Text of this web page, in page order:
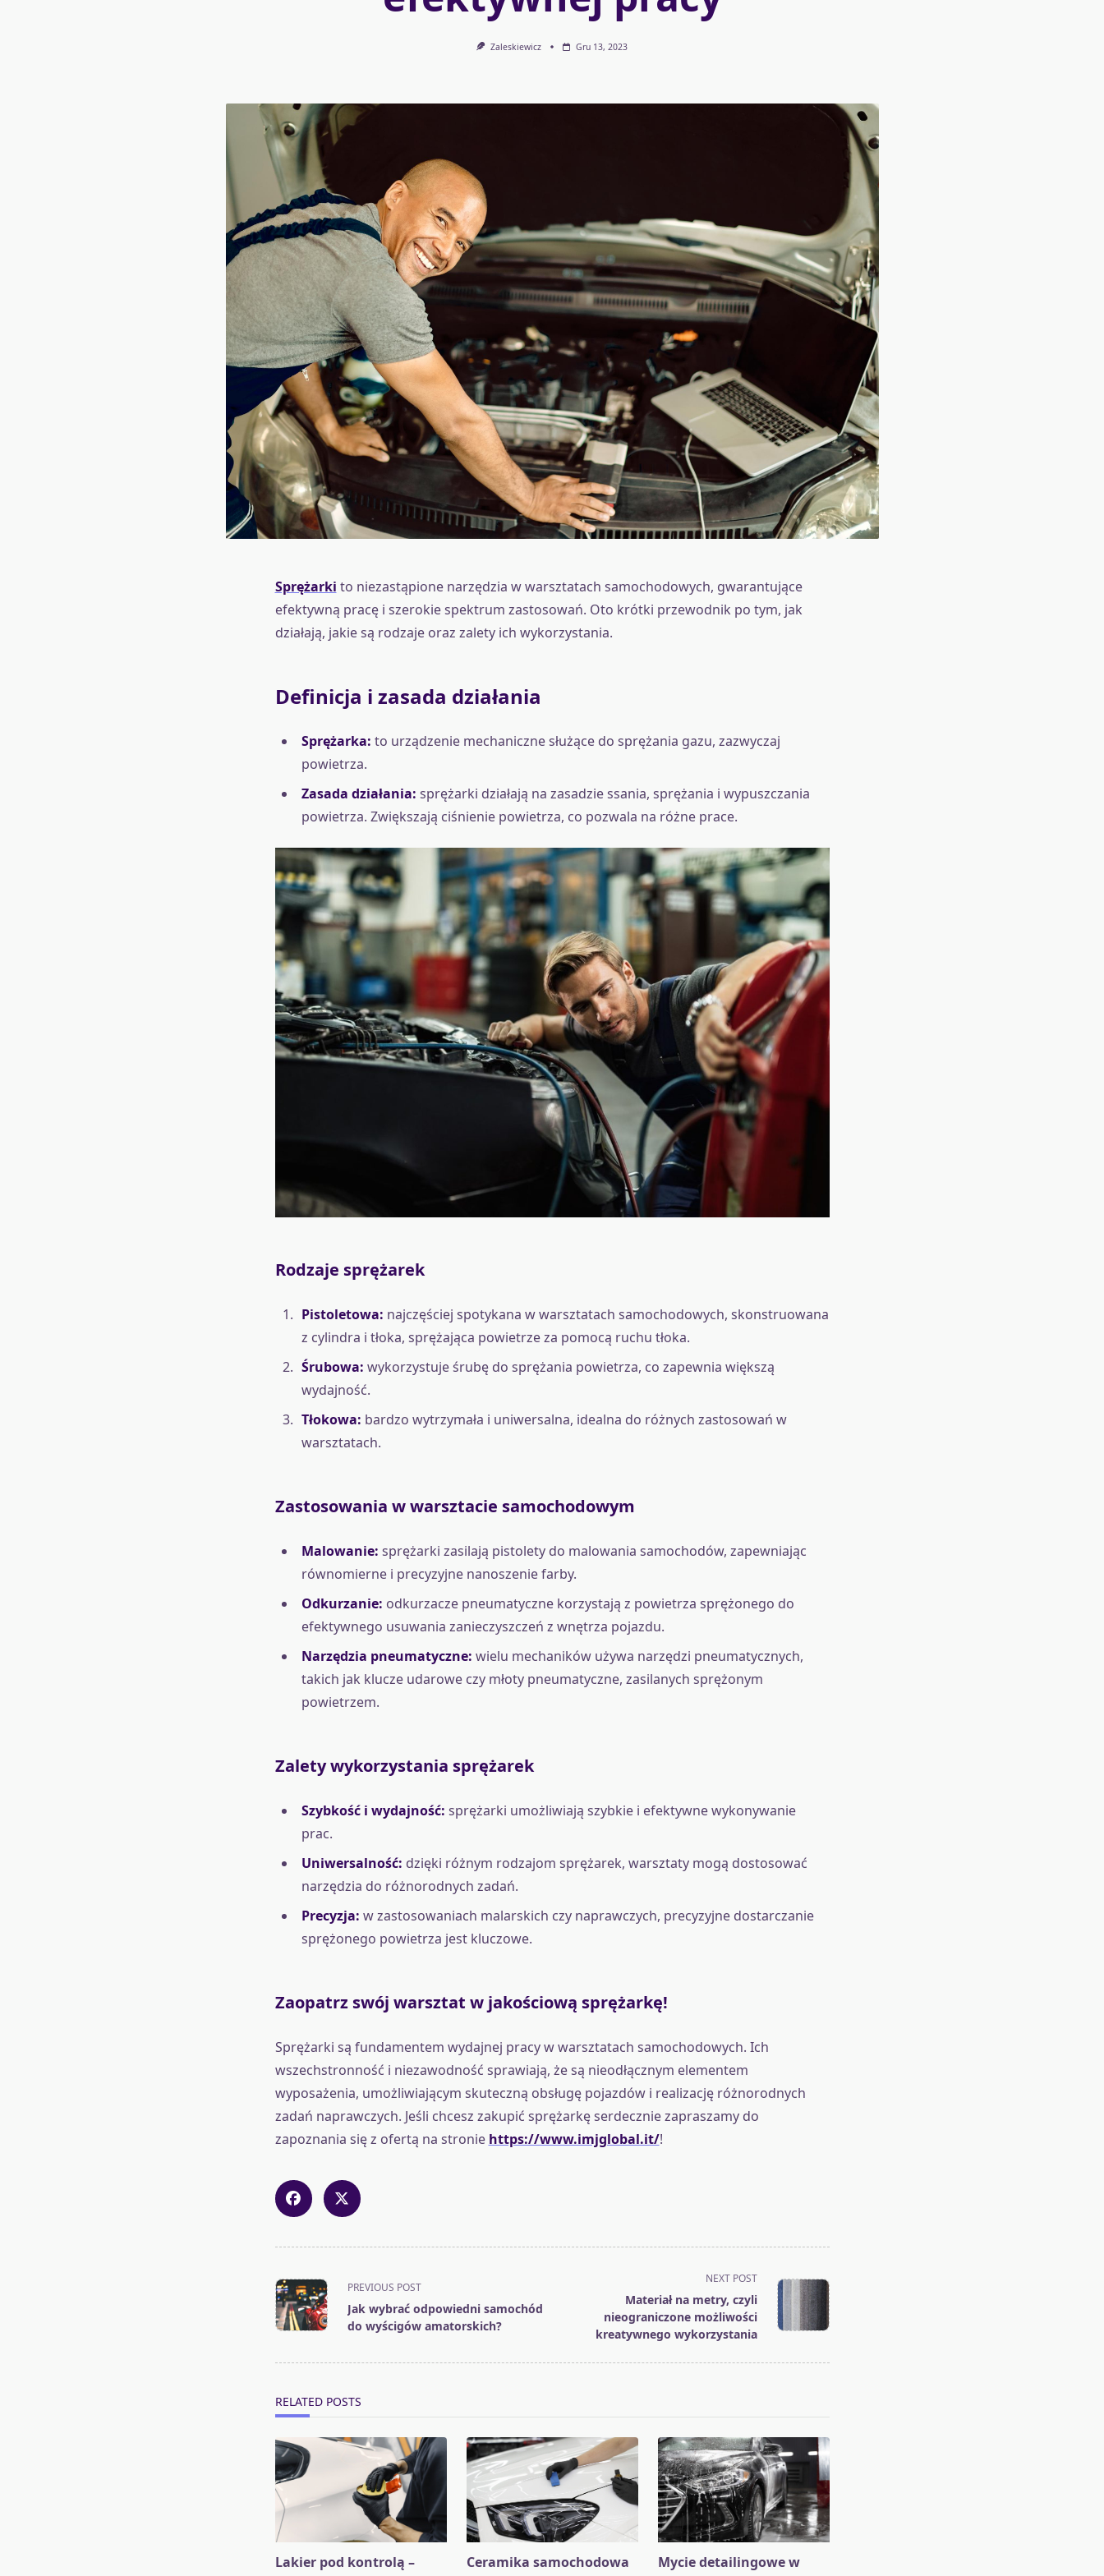
Zaleskiewicz Gru 13, 2023
Sprężarki to niezastąpione narzędzia w warsztatach samochodowych, gwarantujące
efektywną pracę i szerokie spektrum zastosowań. Oto krótki przewodnik po tym, jak
działają, jakie są rodzaje oraz zalety ich wykorzystania.
Definicja i zasada działania
Sprężarka: to urządzenie mechaniczne służące do sprężania gazu, zazwyczaj
powietrza.
Zasada działania: sprężarki działają na zasadzie ssania, sprężania i wypuszczania
powietrza. Zwiększają ciśnienie powietrza, co pozwala na różne prace.
Rodzaje sprężarek
Pistoletowa: najczęściej spotykana w warsztatach samochodowych, skonstruowana
z cylindra i tłoka, sprężająca powietrze za pomocą ruchu tłoka.
Śrubowa: wykorzystuje śrubę do sprężania powietrza, co zapewnia większą
wydajność.
Tłokowa: bardzo wytrzymała i uniwersalna, idealna do różnych zastosowań w
warsztatach.
Zastosowania w warsztacie samochodowym
Malowanie: sprężarki zasilają pistolety do malowania samochodów, zapewniając
równomierne i precyzyjne nanoszenie farby.
Odkurzanie: odkurzacze pneumatyczne korzystają z powietrza sprężonego do
efektywnego usuwania zanieczyszczeń z wnętrza pojazdu.
Narzędzia pneumatyczne: wielu mechaników używa narzędzi pneumatycznych,
takich jak klucze udarowe czy młoty pneumatyczne, zasilanych sprężonym
powietrzem.
Zalety wykorzystania sprężarek
Szybkość i wydajność: sprężarki umożliwiają szybkie i efektywne wykonywanie
prac.
Uniwersalność: dzięki różnym rodzajom sprężarek, warsztaty mogą dostosować
narzędzia do różnorodnych zadań.
Precyzja: w zastosowaniach malarskich czy naprawczych, precyzyjne dostarczanie
sprężonego powietrza jest kluczowe.
Zaopatrz swój warsztat w jakościową sprężarkę!
Sprężarki są fundamentem wydajnej pracy w warsztatach samochodowych. Ich
wszechstronność i niezawodność sprawiają, że są nieodłącznym elementem
wyposażenia, umożliwiającym skuteczną obsługę pojazdów i realizację różnorodnych
zadań naprawczych. Jeśli chcesz zakupić sprężarkę serdecznie zapraszamy do
zapoznania się z ofertą na stronie https://www.imjglobal.it/!
<span
class="nav-
subtitle
screen-
PREVIOUS POST
Jak wybrać odpowiedni samochód
do wyścigów amatorskich?
NEXT POST
Materiał na metry, czyli
nieograniczone możliwości
kreatywnego wykorzystania
RELATED POSTS
Lakier pod kontrolą –
Ceramika samochodowa
Mycie detailingowe w